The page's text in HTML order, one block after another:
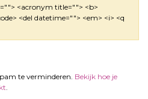
<acronym title=""> <b>
<del datetime=""> <em> <i> <q
te verminderen. Bekijk hoe je
.